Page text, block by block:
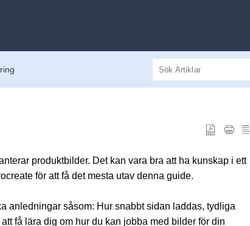
produktbilder. Det kan vara bra att ha kunskap i ett
för att få det mesta utav denna guide.
anledningar såsom: Hur snabbt sidan laddas, tydliga
få lära dig om hur du kan jobba med bilder för din